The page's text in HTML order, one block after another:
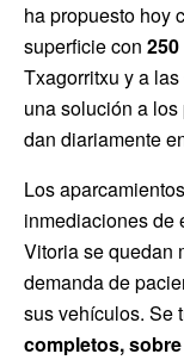
ha propuesto hoy
superficie con
Txagorritxu y a
una solución a
dan diariamente
Los
inmediaciones de
Vitoria se quedan
demanda de
sus vehículos. Se
completos,